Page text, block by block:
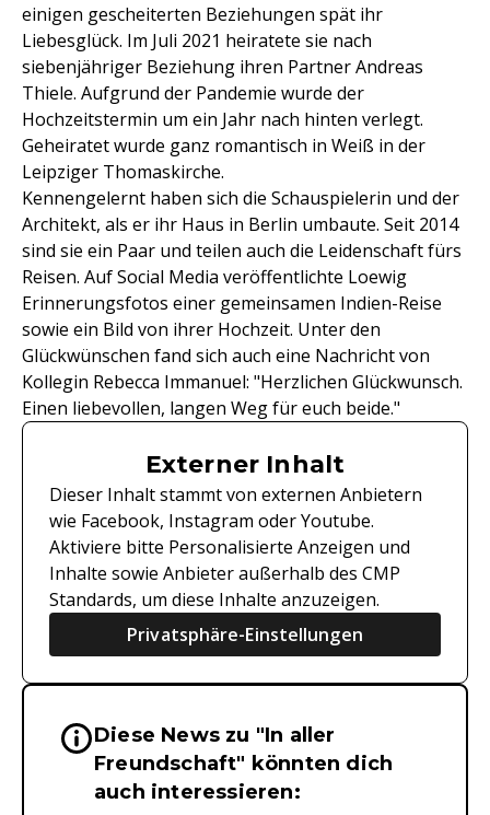
einigen gescheiterten Beziehungen spät ihr
Liebesglück. Im Juli 2021 heiratete sie nach
siebenjähriger Beziehung ihren Partner Andreas
Thiele. Aufgrund der Pandemie wurde der
Hochzeitstermin um ein Jahr nach hinten verlegt.
Geheiratet wurde ganz romantisch in Weiß in der
Leipziger Thomaskirche.
Kennengelernt haben sich die Schauspielerin und der
Architekt, als er ihr Haus in Berlin umbaute. Seit 2014
sind sie ein Paar und teilen auch die Leidenschaft fürs
Reisen. Auf Social Media veröffentlichte Loewig
Erinnerungsfotos einer gemeinsamen Indien-Reise
sowie ein Bild von ihrer Hochzeit. Unter den
Glückwünschen fand sich auch eine Nachricht von
Kollegin Rebecca Immanuel: "Herzlichen Glückwunsch.
Einen liebevollen, langen Weg für euch beide."
Externer Inhalt
Dieser Inhalt stammt von externen Anbietern
wie Facebook, Instagram oder Youtube.
Aktiviere bitte Personalisierte Anzeigen und
Inhalte sowie Anbieter außerhalb des CMP
Standards, um diese Inhalte anzuzeigen.
Privatsphäre-Einstellungen
Wichtige Hinweise &
Diese News zu "In aller
Freundschaft" könnten dich
auch interessieren: